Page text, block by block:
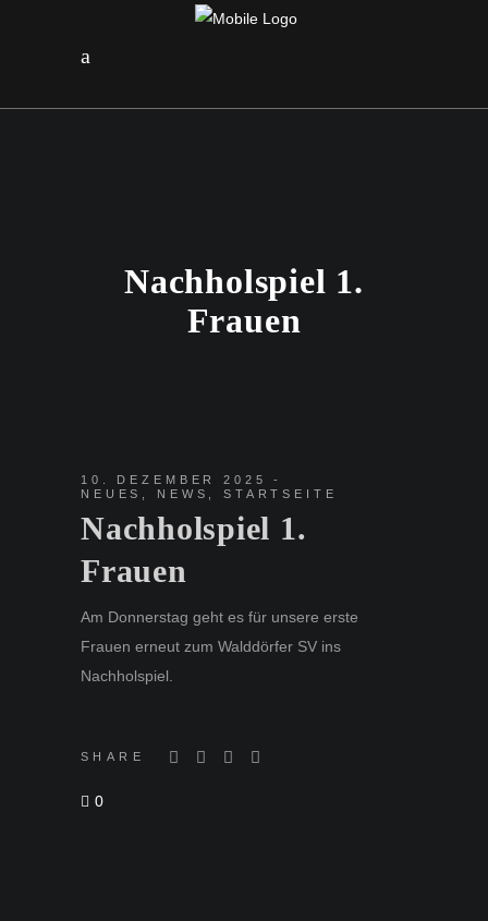
Nachholspiel 1.
Frauen
10. DEZEMBER 2025
NEUES
NEWS ,STARTSEITE
Nachholspiel 1.
Frauen
Am Donnerstag geht es für unsere erste
Frauen erneut zum Walddörfer SV ins
Nachholspiel.
SHARE
0